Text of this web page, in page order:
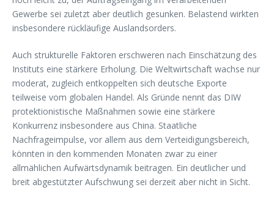
Gewerbe sei zuletzt aber deutlich gesunken. Belastend wirkten
insbesondere rückläufige Auslandsorders.
Auch strukturelle Faktoren erschweren nach Einschätzung des
Instituts eine stärkere Erholung. Die Weltwirtschaft wachse nur
moderat, zugleich entkoppelten sich deutsche Exporte
teilweise vom globalen Handel. Als Gründe nennt das DIW
protektionistische Maßnahmen sowie eine stärkere
Konkurrenz insbesondere aus China. Staatliche
Nachfrageimpulse, vor allem aus dem Verteidigungsbereich,
könnten in den kommenden Monaten zwar zu einer
allmählichen Aufwärtsdynamik beitragen. Ein deutlicher und
breit abgestützter Aufschwung sei derzeit aber nicht in Sicht.